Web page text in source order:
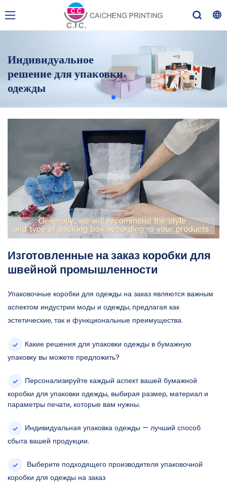
Индивидуальное
решение для упаковки
одежды
Изготовленные на заказ коробки для
швейной промышленности
Упаковочные коробки для одежды на заказ являются важным
аспектом индустрии моды и одежды, предлагая как
эстетические, так и функциональные преимущества.
Какие решения для упаковки одежды в бумажную
упаковку вы можете предложить?
Персонализируйте каждый аспект вашей бумажной
коробки для упаковки одежды, выбирая размер, материал и
параметры печати, которые вам нужны.
Индивидуальная упаковка одежды — лучший способ
сбыта вашей продукции.
Выберите подходящего производителя упаковочной
коробки для одежды на заказ